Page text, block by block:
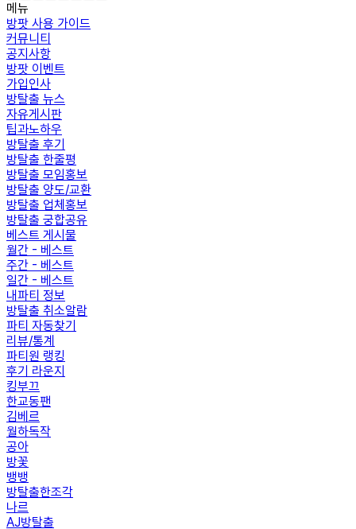
메뉴
방팟 사용 가이드
커뮤니티
공지사항
방팟 이벤트
가입인사
방탈출 뉴스
자유게시판
팁과노하우
방탈출 후기
방탈출 한줄평
방탈출 모임홍보
방탈출 양도/교환
방탈출 업체홍보
방탈출 궁합공유
베스트 게시물
월간 - 베스트
주간 - 베스트
일간 - 베스트
내파티 정보
방탈출 취소알람
파티 자동찾기
리뷰/통계
파티원 랭킹
후기 라운지
킹부끄
한교동팬
김베르
월하독작
공아
방꽃
뱅뱅
방탈출한조각
나르
AJ방탈출